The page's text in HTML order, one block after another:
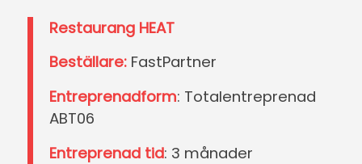
Restaurang HEAT
Beställare:FastPartner
Entreprenadform: Totalentreprenad
ABT06
Entreprenad tid: 3 månader